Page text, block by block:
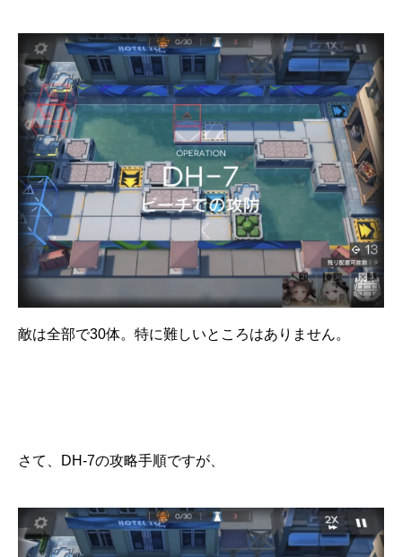
敵は全部で30体。特に難しいところはありません。
さて、DH-7の攻略手順ですが、